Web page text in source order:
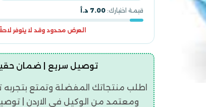
قيمة اختيارك: 7.00 د.أ
العرض محدود وقد لا يتوفر
توصيل سريع | ضمان حقيقي 100% لمدة سنة
اطلب منتجاتك المفضلة وتمتع
ومعتمد من الوكيل في الاردن |